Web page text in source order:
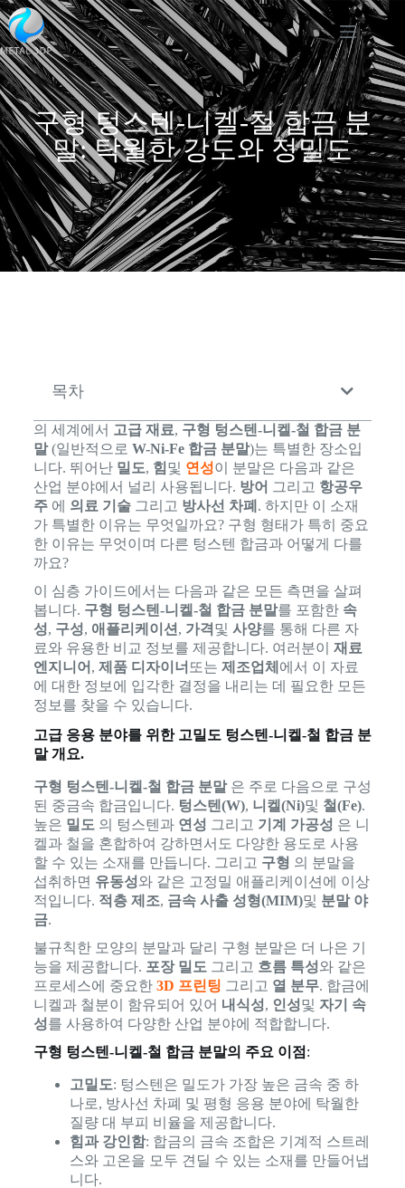
구형 텅스텐-니켈-철 합금 분
말: 탁월한 강도와 정밀도
목차
의 세계에서 고급 재료, 구형 텅스텐-니켈-철 합금 분
말(일반적으로 W-Ni-Fe 합금 분말)는 특별한 장소입
니다. 뛰어난 밀도, 힘 및 연성이 분말은 다음과 같은
산업 분야에서 널리 사용됩니다. 방어 그리고 항공우
주에 의료 기술그리고 방사선 차폐 . 하지만 이 소재
가 특별한 이유는 무엇일까요? 구형 형태가 특히 중요
한 이유는 무엇이며 다른 텅스텐 합금과 어떻게 다를
까요?
이 심층 가이드에서는 다음과 같은 모든 측면을 살펴
봅니다. 구형 텅스텐-니켈-철 합금 분말를 포함한 속
성, 구성, 애플리케이션 , 가격 및 사양를 통해 다른 자
료와 유용한 비교 정보를 제공합니다. 여러분이 재료
엔지니어 , 제품 디자이너 또는 제조업체 에서 이 자료
에 대한 정보에 입각한 결정을 내리는 데 필요한 모든
정보를 찾을 수 있습니다.
고급 응용 분야를 위한 고밀도 텅스텐-니켈-철 합금 분
말 개요.
구형 텅스텐-니켈-철 합금 분말은 주로 다음으로 구성
된 중금속 합금입니다. 텅스텐(W), 니켈(Ni)및 철(Fe).
높은 밀도 의 텅스텐과 연성 그리고 기계 가공성 은 니
켈과 철을 혼합하여 강하면서도 다양한 용도로 사용
할 수 있는 소재를 만듭니다. 그리고 구형 의 분말을
섭취하면 유동성와 같은 고정밀 애플리케이션에 이상
적입니다. 적층 제조, 금속 사출 성형(MIM)및 분말 야
금.
불규칙한 모양의 분말과 달리 구형 분말은 더 나은 기
능을 제공합니다. 포장 밀도 그리고 흐름 특성와 같은
프로세스에 중요한 3D 프린팅 그리고 열 분무. 합금에
니켈과 철분이 함유되어 있어 내식성, 인성및 자기 속
성를 사용하여 다양한 산업 분야에 적합합니다.
구형 텅스텐-니켈-철 합금 분말의 주요 이점 :
고밀도: 텅스텐은 밀도가 가장 높은 금속 중 하
나로, 방사선 차폐 및 평형 응용 분야에 탁월한
질량 대 부피 비율을 제공합니다.
힘과 강인함: 합금의 금속 조합은 기계적 스트레
스와 고온을 모두 견딜 수 있는 소재를 만들어냅
니다.